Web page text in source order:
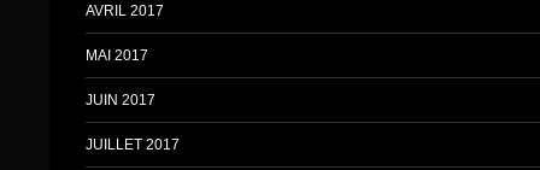
AVRIL 2017
MAI 2017
JUIN 2017
JUILLET 2017